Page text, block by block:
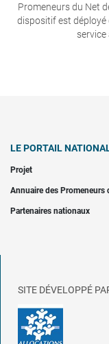
Promeneurs du Net
dispositif est déployé
LE PORTAIL
Projet
Annuaire des Promeneurs
Partenaires nationaux
SITE DÉVELOPPÉ